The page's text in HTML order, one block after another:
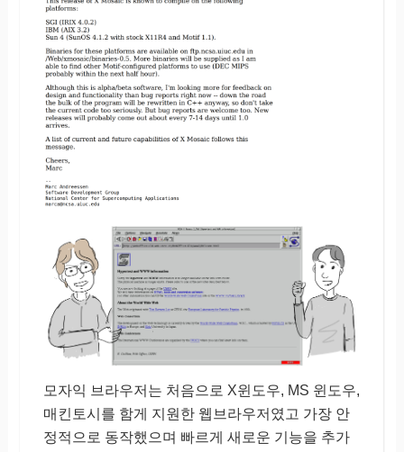
모자익 브라우저는 처음으로 X윈도우, MS 윈도우,
매킨토시를 함게 지원한 웹브라우저였고 가장 안
정적으로 동작했으며 빠르게 새로운 기능을 추가